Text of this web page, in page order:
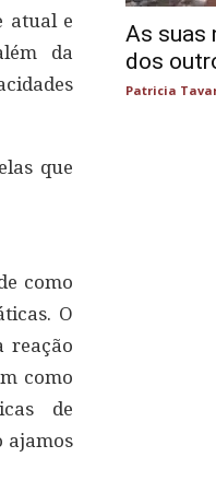
atual e
da
que
como
O
reação
como
de
ajamos
As suas
dos
Patricia